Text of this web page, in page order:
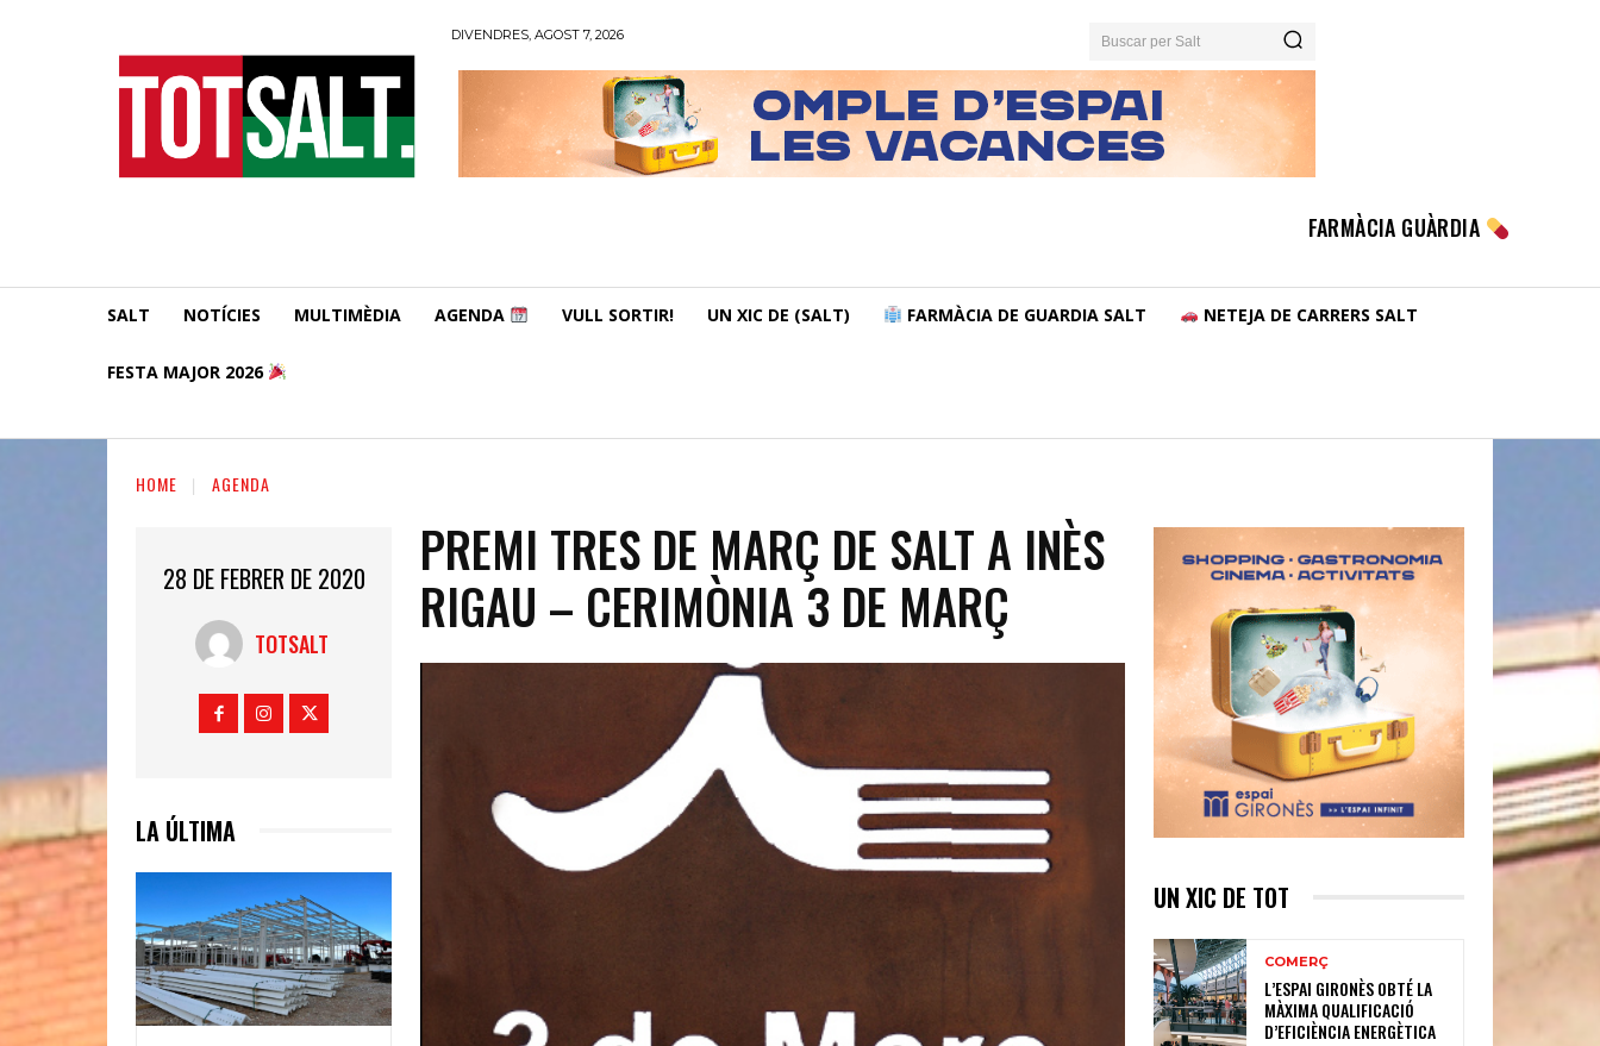
DIVENDRES, AGOST 7, 2026 Buscar per Salt
FARMÀCIA GUÀRDIA
SALT NOTÍCIES MULTIMÈDIA AGENDA VULL SORTIR! UN XIC DE (SALT) FARMÀCIA DE GUARDIA SALT NETEJA DE CARRERS SALT
FESTA MAJOR 2026
HOME AGENDA
28 DE FEBRER DE 2020
TOTSALT
LA ÚLTIMA
PREMI TRES DE MARÇ DE SALT A INÈS
RIGAU – CERIMÒNIA 3 DE MARÇ
UN XIC DE TOT
COMERÇ
L’ESPAI GIRONÈS OBTÉ LA
MÀXIMA QUALIFICACIÓ
D’EFICIÈNCIA ENERGÈTICA